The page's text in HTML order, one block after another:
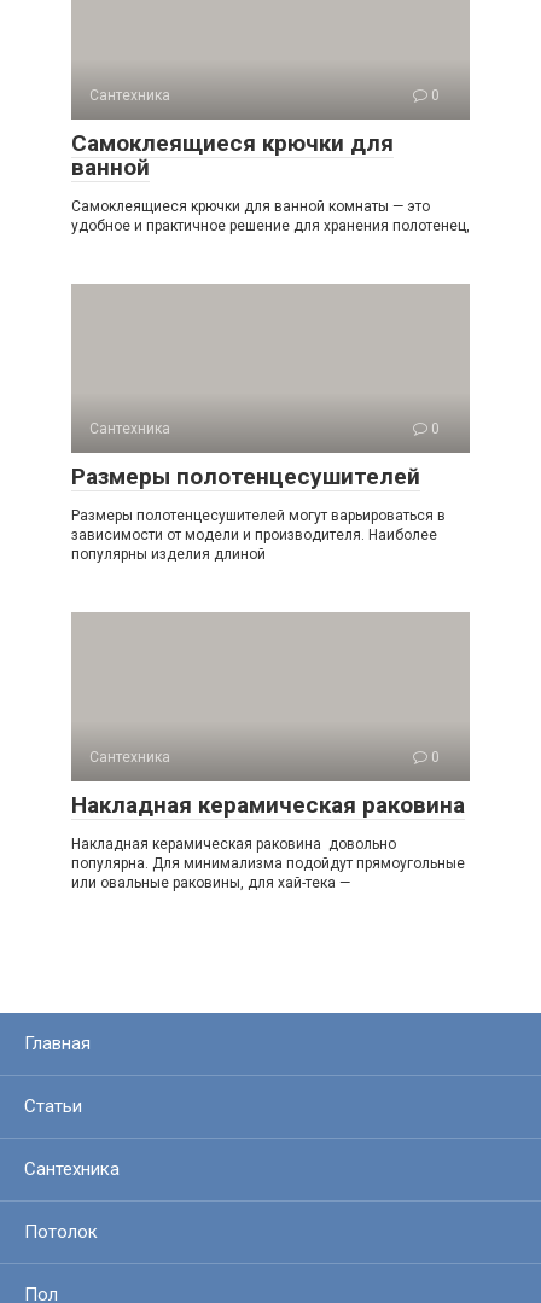
Сантехника 0
Самоклеящиеся крючки для
ванной
Самоклеящиеся крючки для ванной комнаты — это
удобное и практичное решение для хранения полотенец,
Сантехника 0
Размеры полотенцесушителей
Размеры полотенцесушителей могут варьироваться в
зависимости от модели и производителя. Наиболее
популярны изделия длиной
Сантехника 0
Накладная керамическая раковина
Накладная керамическая раковина довольно
популярна. Для минимализма подойдут прямоугольные
или овальные раковины, для хай-тека —
Главная
Статьи
Сантехника
Потолок
Пол